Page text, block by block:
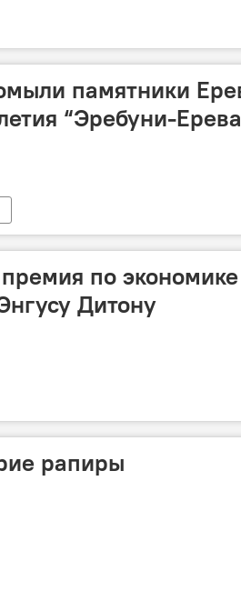
памятники
“Эребуни-
по экономике
Дитону
рапиры